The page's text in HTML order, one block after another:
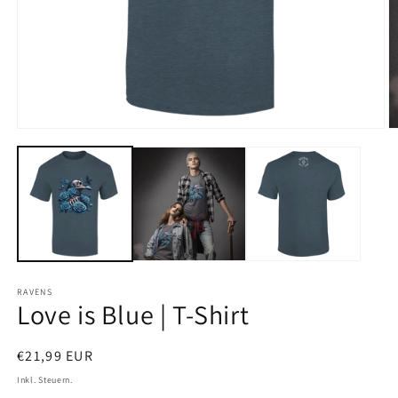
1
Modal
öffnen
RAVENS
Love is Blue | T-Shirt
Normaler
Preis
€21,99 EUR
Inkl. Steuern.